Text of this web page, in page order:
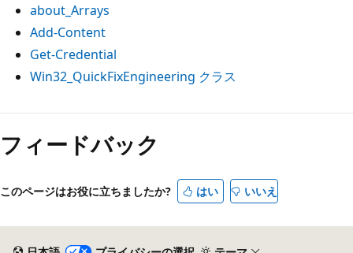
about_Arrays
Add-Content
Get-Credential
Win32_QuickFixEngineering クラス
フィードバック
このページはお役に立ちましたか? はい いいえ